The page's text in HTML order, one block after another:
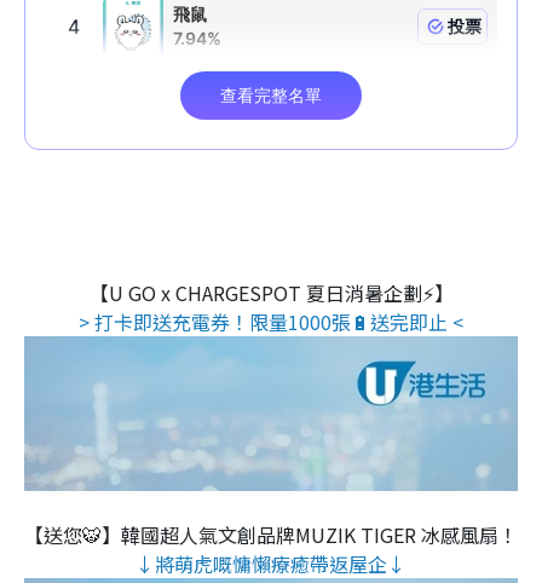
【U GO x CHARGESPOT 夏日消暑企劃⚡】
> 打卡即送充電券！限量1000張🔋送完即止 <
【送您🐯】韓國超人氣文創品牌MUZIK TIGER 冰感風扇！
↓將萌虎嘅慵懶療癒帶返屋企↓